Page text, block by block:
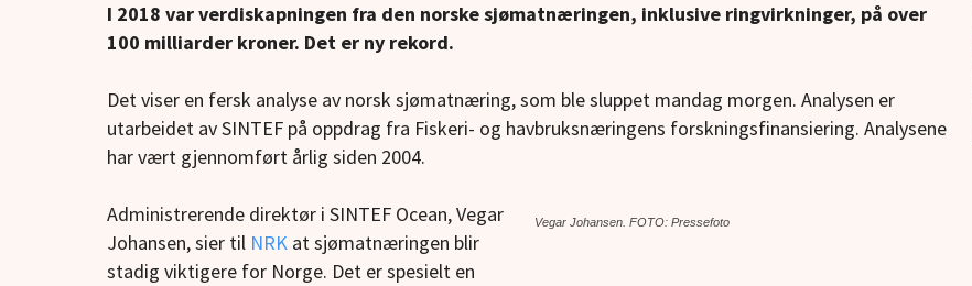
I 2018 var verdiskapningen fra den norske sjømatnæringen, inklusive ringvirkninger, på over
100 milliarder kroner. Det er ny rekord.
Det viser en fersk analyse av norsk sjømatnæring, som ble sluppet mandag morgen. Analysen er
utarbeidet av SINTEF på oppdrag fra Fiskeri- og havbruksnæringens forskningsfinansiering. Analysene
har vært gjennomført årlig siden 2004.
Vegar Johansen. FOTO: Pressefoto
Administrerende direktør i SINTEF Ocean, Vegar
Johansen, sier til NRK at sjømatnæringen blir
stadig viktigere for Norge. Det er spesielt en